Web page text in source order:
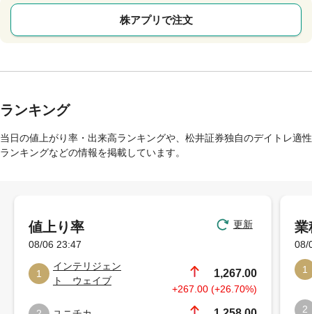
株アプリで注文
ランキング
当日の値上がり率・出来高ランキングや、松井証券独自のデイトレ適性
ランキングなどの情報を掲載しています。